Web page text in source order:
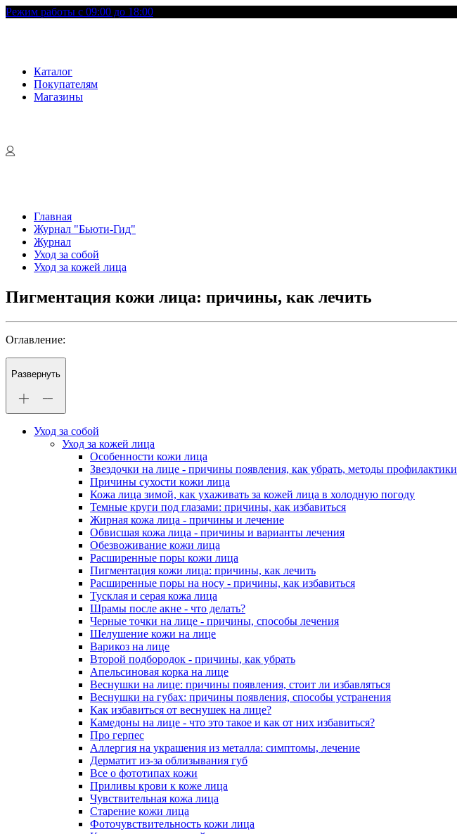
Режим работы с 09:00 до 18:00
Каталог
Покупателям
Магазины
Главная
Журнал "Бьюти-Гид"
Журнал
Уход за собой
Уход за кожей лица
Пигментация кожи лица: причины, как лечить
Оглавление:
Развернуть
Уход за собой
Уход за кожей лица
Особенности кожи лица
Звездочки на лице - причины появления, как убрать, методы профилактики
Причины сухости кожи лица
Кожа лица зимой, как ухаживать за кожей лица в холодную погоду
Темные круги под глазами: причины, как избавиться
Жирная кожа лица - причины и лечение
Обвисшая кожа лица - причины и варианты лечения
Обезвоживание кожи лица
Расширенные поры кожи лица
Пигментация кожи лица: причины, как лечить
Расширенные поры на носу - причины, как избавиться
Тусклая и серая кожа лица
Шрамы после акне - что делать?
Черные точки на лице - причины, способы лечения
Шелушение кожи на лице
Варикоз на лице
Второй подбородок - причины, как убрать
Апельсиновая корка на лице
Веснушки на лице: причины появления, стоит ли избавляться
Веснушки на губах: причины появления, способы устранения
Как избавиться от веснушек на лице?
Камедоны на лице - что это такое и как от них избавиться?
Про герпес
Аллергия на украшения из металла: симптомы, лечение
Дерматит из-за облизывания губ
Все о фототипах кожи
Приливы крови к коже лица
Чувствительная кожа лица
Старение кожи лица
Фоточувствительность кожи лица